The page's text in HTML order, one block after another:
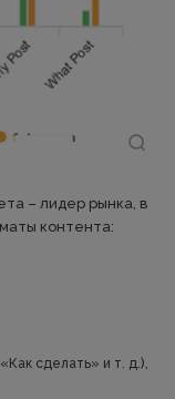
– лидер рынка, в
контента:
сделать» и т. д. ),